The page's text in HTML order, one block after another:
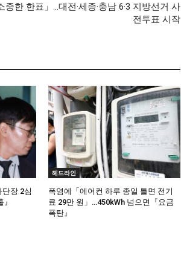
중한 한표」…대전·세종·충남 6·3 지방선거 사
전투표 시작
단장 2심
헤드라인
폭염에「에어컨 하루 종일 틀면 전기
료 29만 원」…450kWh 넘으면『요금
폭탄』